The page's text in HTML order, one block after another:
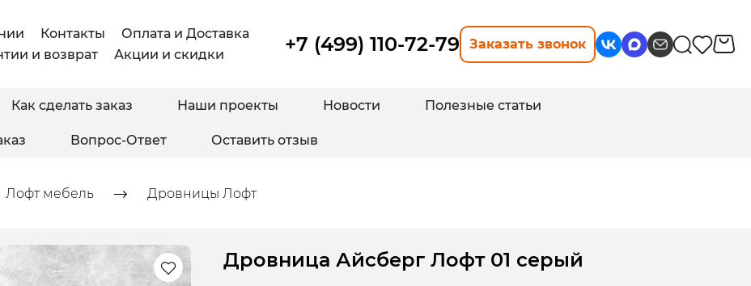
Контакты
Оплата и Доставка
и возврат
Акции и скидки +7 (499) 110-72-79 Заказать звонок
Как сделать заказ Наши проекты Новости Полезные статьи
Вопрос-Ответ Оставить отзыв
Лофт мебель Дровницы Лофт
Дровница Айсберг Лофт 01 серый